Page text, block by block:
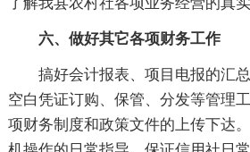
六、做好其它各项财务工作
搞好会计报表、项目电报的汇
空白凭证订购、保管、分发等管理
项财务制度和政策文件的上传下达